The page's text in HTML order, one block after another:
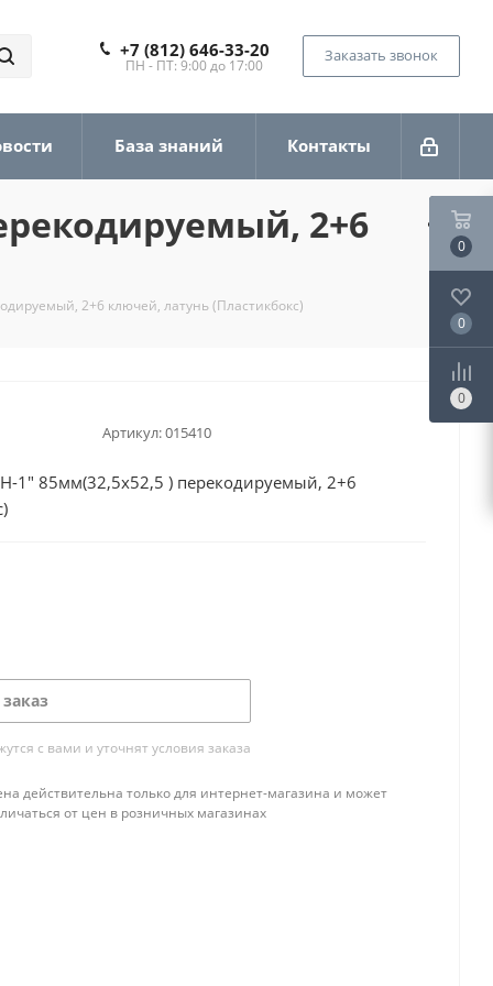
+7 (812) 646-33-20
ПН - ПТ: 9:00 до 17:00
Заказать звонок
База знаний Контакты
2+6
2+6 ключей, латунь (Пластикбокс)
Артикул:015410
1" 85мм(32,5х52,5 ) перекодируемый, 2+6
с вами и уточнят условия заказа
действительна только для интернет-магазина и может
от цен в розничных магазинах
0
0
0